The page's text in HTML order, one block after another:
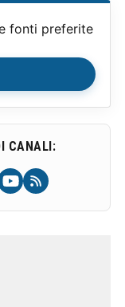
fonti preferite
CANALI: